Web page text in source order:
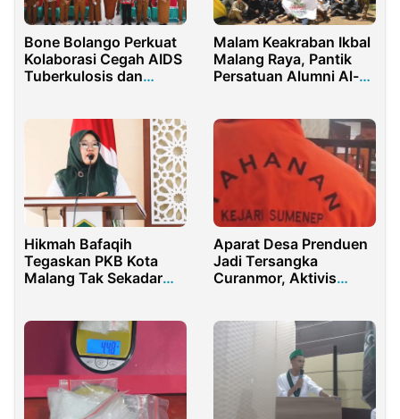
Bone Bolango Perkuat
Kolaborasi Cegah AIDS
Tuberkulosis dan
Malam Keakraban Ikbal
Malang Raya, Pantik
Persatuan Alumni Al-
Hikmah Bafaqih
Tegaskan PKB Kota
Malang Tak Sekadar
Aparat Desa Prenduen
Jadi Tersangka
Curanmor, Aktivis